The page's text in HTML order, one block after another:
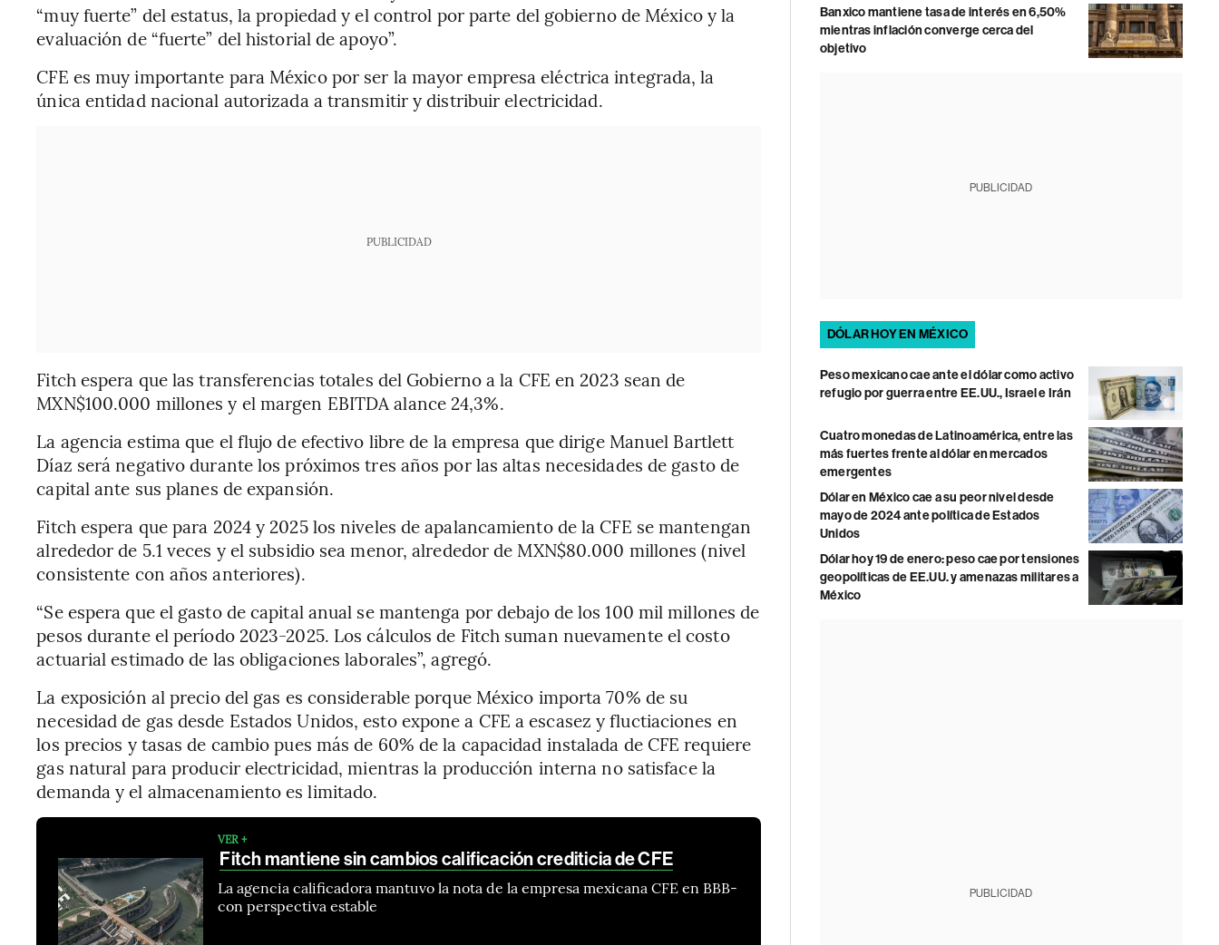
“muy fuerte” del estatus, la propiedad y el control por parte del gobierno de México y la
evaluación de “fuerte” del historial de apoyo”.
CFE es muy importante para México por ser la mayor empresa eléctrica integrada, la
única entidad nacional autorizada a transmitir y distribuir electricidad.
PUBLICIDAD
Fitch espera que las transferencias totales del Gobierno a la CFE en 2023 sean de
MXN$100.000 millones y el margen EBITDA alance 24,3%.
La agencia estima que el flujo de efectivo libre de la empresa que dirige Manuel Bartlett
Díaz será negativo durante los próximos tres años por las altas necesidades de gasto de
capital ante sus planes de expansión.
Fitch espera que para 2024 y 2025 los niveles de apalancamiento de la CFE se mantengan
alrededor de 5.1 veces y el subsidio sea menor, alrededor de MXN$80.000 millones (nivel
consistente con años anteriores).
“Se espera que el gasto de capital anual se mantenga por debajo de los 100 mil millones de
pesos durante el período 2023-2025. Los cálculos de Fitch suman nuevamente el costo
actuarial estimado de las obligaciones laborales”, agregó.
La exposición al precio del gas es considerable porque México importa 70% de su
necesidad de gas desde Estados Unidos, esto expone a CFE a escasez y fluctiaciones en
los precios y tasas de cambio pues más de 60% de la capacidad instalada de CFE requiere
gas natural para producir electricidad, mientras la producción interna no satisface la
demanda y el almacenamiento es limitado.
VER +
Fitch mantiene sin cambios calificación crediticia de CFE
La agencia calificadora mantuvo la nota de la empresa mexicana CFE en BBB-
con perspectiva estable
Banxico mantiene tasa de interés en 6,50%
mientras inflación converge cerca del
objetivo
PUBLICIDAD
DÓLAR HOY EN MÉXICO
Peso mexicano cae ante el dólar como activo
refugio por guerra entre EE.UU., Israel e Irán
Cuatro monedas de Latinoamérica, entre las
más fuertes frente al dólar en mercados
emergentes
Dólar en México cae a su peor nivel desde
mayo de 2024 ante política de Estados
Unidos
Dólar hoy 19 de enero: peso cae por tensiones
geopolíticas de EE.UU. y amenazas militares a
México
PUBLICIDAD